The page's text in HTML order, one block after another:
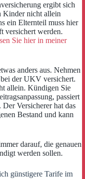
ergibt sich
Kinder nicht allein
ein Elternteil muss hier
versichert werden.
Sie hier in meiner
anders aus. Nehmen
der UKV versichert.
allein. Kündigen Sie
passiert
Versicherer hat das
Bestand und kann
darauf, die genauen
werden sollen.
günstigere Tarife im